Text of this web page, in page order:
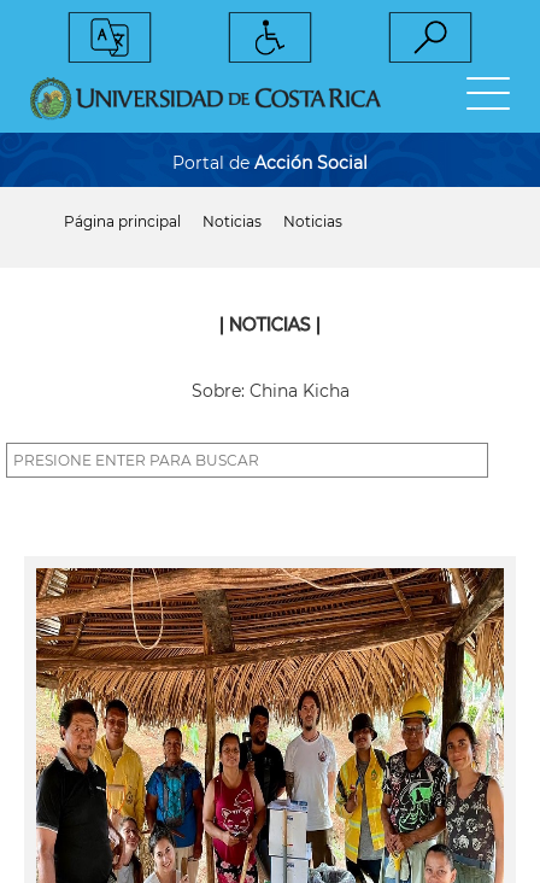
Portal de Acción Social
Página principal Noticias Noticias
| NOTICIAS |
Sobre: China Kicha